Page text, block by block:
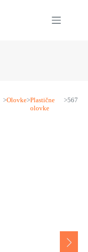
>Olovke>Plastične
olovke
>567